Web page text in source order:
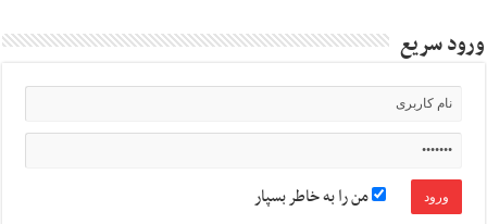
ورود سریع
من را به خاطر بسپار